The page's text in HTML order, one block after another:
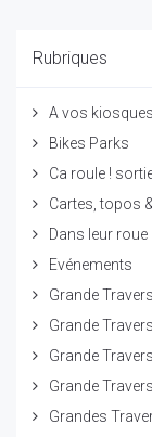
Rubriques
A vos
Bikes Parks
Ca roule !
Cartes, topos
Dans leur roue
Evénements
Grande
Grande
Grande
Grande
Grandes